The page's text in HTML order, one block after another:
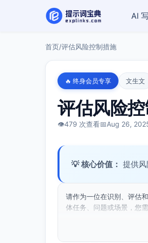
AI
首页/评估风险控制措施
🔥 终身会员专享 文生文
评估风险
👁️479 次查看📅Aug 26,
💡 核心价值： 提供
请作为一位在识别、评估
体任务、问题或场景，您